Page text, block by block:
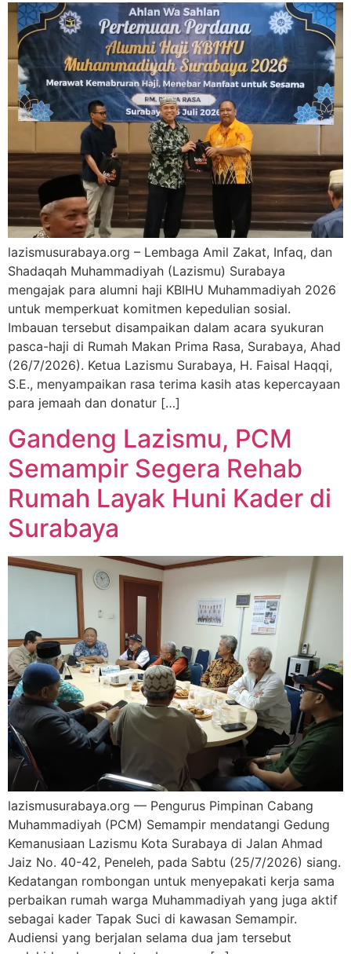
lazismusurabaya.org – Lembaga Amil Zakat, Infaq, dan
Shadaqah Muhammadiyah (Lazismu) Surabaya
mengajak para alumni haji KBIHU Muhammadiyah 2026
untuk memperkuat komitmen kepedulian sosial.
Imbauan tersebut disampaikan dalam acara syukuran
pasca-haji di Rumah Makan Prima Rasa, Surabaya, Ahad
(26/7/2026). Ketua Lazismu Surabaya, H. Faisal Haqqi,
S.E., menyampaikan rasa terima kasih atas kepercayaan
para jemaah dan donatur […]
Gandeng Lazismu, PCM
Semampir Segera Rehab
Rumah Layak Huni Kader di
Surabaya
lazismusurabaya.org — Pengurus Pimpinan Cabang
Muhammadiyah (PCM) Semampir mendatangi Gedung
Kemanusiaan Lazismu Kota Surabaya di Jalan Ahmad
Jaiz No. 40-42, Peneleh, pada Sabtu (25/7/2026) siang.
Kedatangan rombongan untuk menyepakati kerja sama
perbaikan rumah warga Muhammadiyah yang juga aktif
sebagai kader Tapak Suci di kawasan Semampir.
Audiensi yang berjalan selama dua jam tersebut